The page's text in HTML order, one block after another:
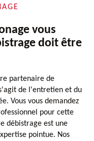
vous
doit être
partenaire de
de l'entretien et du
Vous vous demandez
pour cette
débistrage est une
pointue. Nos